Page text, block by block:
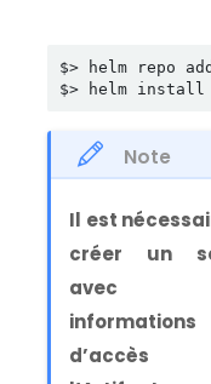
$> helm repo
Note
Il est
créer un
avec
informations